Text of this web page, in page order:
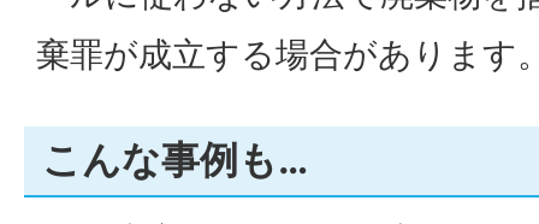
棄罪が成立する場合があります
こんな事例も…